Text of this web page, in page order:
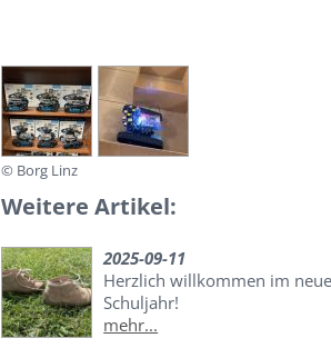
© Borg Linz
Weitere Artikel:
2025-09-11
Herzlich willkommen im
Schuljahr!
mehr...